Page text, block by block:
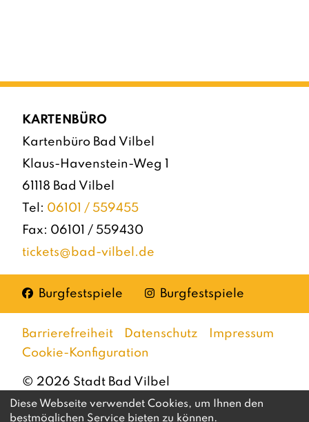
KARTENBÜRO
Kartenbüro Bad Vilbel
Klaus-Havenstein-Weg 1
61118 Bad Vilbel
Tel: 06101 / 559455
Fax: 06101 / 559430
tickets@bad-vilbel.de
Facebook
Burgfestspiele Instagram
Burgfestspiele
© 2026 Stadt Bad Vilbel
Barrierefreiheit Datenschutz
Impressum
Cookie-Konfiguration
Diese Webseite verwendet Cookies, um Ihnen den
bestmöglichen Service bieten zu können.